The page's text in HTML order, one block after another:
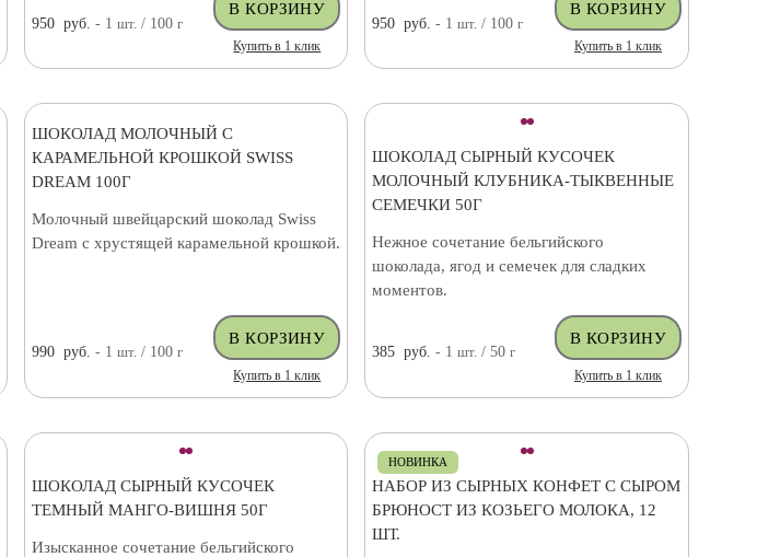
950 руб. - 1 шт. / 100 г
Купить в 1 клик
950 руб. - 1шт. / 100г
Купить в 1 клик
ШОКОЛАД МОЛОЧНЫЙ С
КАРАМЕЛЬНОЙ КРОШКОЙ SWISS
DREAM 100Г
Молочный швейцарский шоколад Swiss
Dream с хрустящей карамельной крошкой.
990 руб. - 1 шт./ 100 г
Купить в 1 клик
ШОКОЛАД СЫРНЫЙ КУСОЧЕК
МОЛОЧНЫЙ КЛУБНИКА-ТЫКВЕННЫЕ
СЕМЕЧКИ 50Г
Нежное сочетание бельгийского
шоколада, ягод и семечек для сладких
моментов.
385 руб. - 1шт. / 50г
Купить в 1 клик
ШОКОЛАД СЫРНЫЙ КУСОЧЕК
ТЕМНЫЙ МАНГО-ВИШНЯ 50Г
Изысканное сочетание бельгийского
НОВИНКА
НАБОР ИЗ СЫРНЫХ КОНФЕТ С СЫРОМ
БРЮНОСТ ИЗ КОЗЬЕГО МОЛОКА, 12
ШТ.